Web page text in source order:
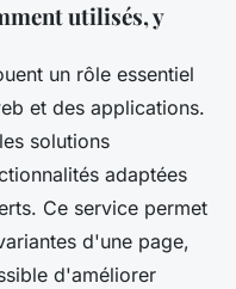
utilisés, y
un rôle essentiel
et des applications.
solutions
adaptées
Ce service permet
d'une page,
d'améliorer